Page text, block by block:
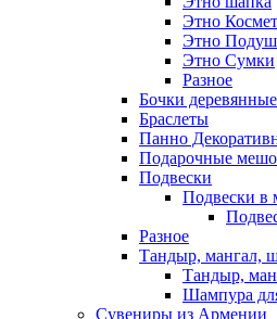
Этно
Этно
Этно Сумки
Разное
Бочки деревянные
Браслеты
Панно
Подарочные
Подвески
Подвески в
Разное
Тандыр, мангал,
Тандыр,
Шампура
Сувениры из Армении